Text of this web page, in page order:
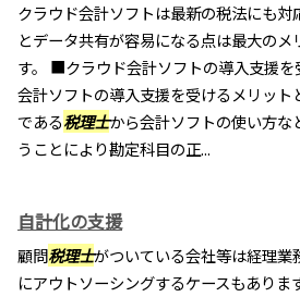
クラウド会計ソフトは最新の税法にも対
とデータ共有が容易になる点は最大のメ
す。 ■クラウド会計ソフトの導入支援
会計ソフトの導入支援を受けるメリッ
である税理士から会計ソフトの使い方な
うことにより勘定科目の正...
自計化の支援
顧問税理士がついている会社等は経理業
にアウトソーシングするケースもあり